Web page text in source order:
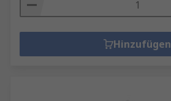
Hinzufügen